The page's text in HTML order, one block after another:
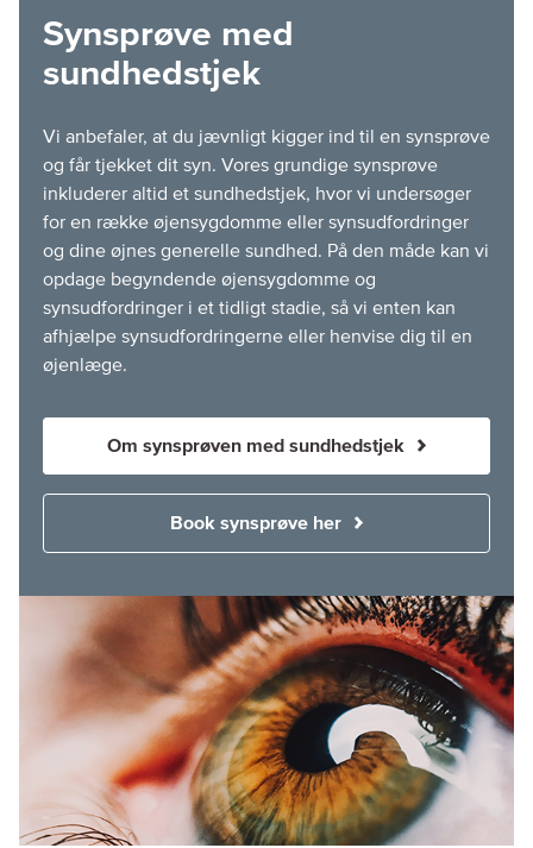
Synsprøve med
sundhedstjek
Vi anbefaler, at du jævnligt kigger ind til en synsprøve
og får tjekket dit syn. Vores grundige synsprøve
inkluderer altid et sundhedstjek, hvor vi undersøger
for en række øjensygdomme eller synsudfordringer
og dine øjnes generelle sundhed. På den måde kan vi
opdage begyndende øjensygdomme og
synsudfordringer i et tidligt stadie, så vi enten kan
afhjælpe synsudfordringerne eller henvise dig til en
øjenlæge.
Om synsprøven med sundhedstjek
Book synsprøve her